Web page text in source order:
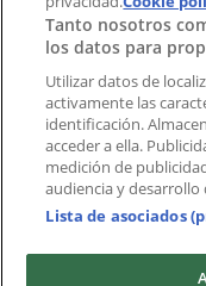
Negocios
Negocios
Productos
Ciudades
Descargar la
Tanto nosotros
los datos para
Utilizar datos de
activamente las
identificación.
acceder a ella.
medición de
audiencia y desarrollo
Lista de asociados